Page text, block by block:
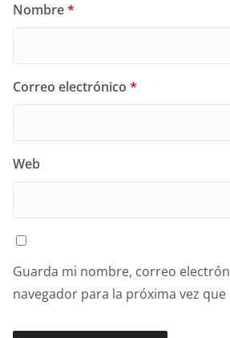
Nombre*
Correo electrónico *
Web
Guarda mi nombre, correo
navegador para la próxima vez